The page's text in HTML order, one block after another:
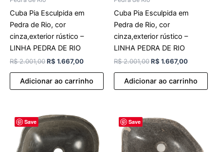
Cuba Pia Esculpida em
Pedra de Rio, cor
cinza,exterior rústico –
LINHA PEDRA DE RIO
R$2.001,00R$ 1.667,00
Adicionar ao carrinho
Cuba Pia Esculpida em
Pedra de Rio, cor
cinza,exterior rústico –
LINHA PEDRA DE RIO
R$2.001,00R$ 1.667,00
Adicionar ao carrinho
Save
O
preço
original
era:
R$ 2.001,00.
preço
atual
é:
R$ 1.667,00.
Save
preço
original
era:
R$ 2.001,00.
atual
é:
R$